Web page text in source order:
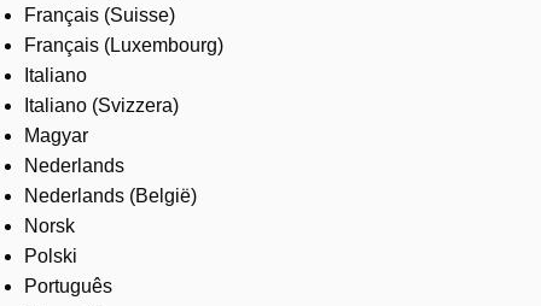
Français (Suisse)
Français (Luxembourg)
Italiano
Italiano (Svizzera)
Magyar
Nederlands
Nederlands (België)
Norsk
Polski
Português